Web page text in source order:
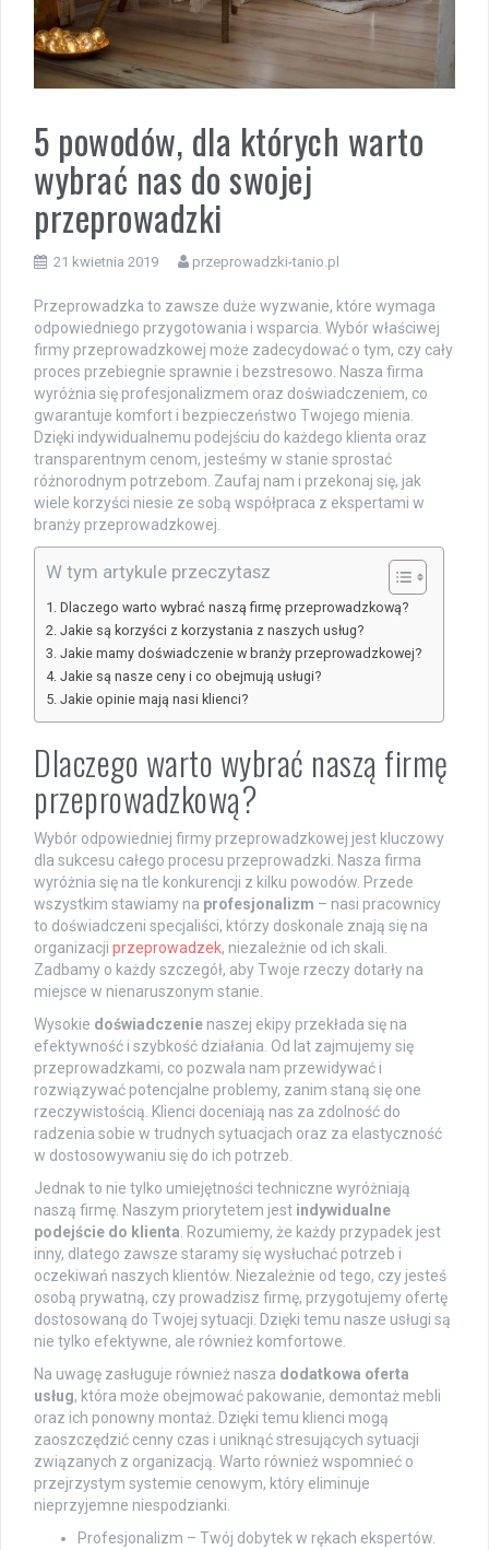
5 powodów, dla których warto
wybrać nas do swojej
przeprowadzki
21 kwietnia 2019 przeprowadzki-tanio.pl
Przeprowadzka to zawsze duże wyzwanie, które wymaga
odpowiedniego przygotowania i wsparcia. Wybór właściwej
firmy przeprowadzkowej może zadecydować o tym, czy cały
proces przebiegnie sprawnie i bezstresowo. Nasza firma
wyróżnia się profesjonalizmem oraz doświadczeniem, co
gwarantuje komfort i bezpieczeństwo Twojego mienia.
Dzięki indywidualnemu podejściu do każdego klienta oraz
transparentnym cenom, jesteśmy w stanie sprostać
różnorodnym potrzebom. Zaufaj nam i przekonaj się, jak
wiele korzyści niesie ze sobą współpraca z ekspertami w
branży przeprowadzkowej.
W tym artykule przeczytasz
Dlaczego warto wybrać naszą firmę przeprowadzkową?
Jakie są korzyści z korzystania z naszych usług?
Jakie mamy doświadczenie w branży przeprowadzkowej?
Jakie są nasze ceny i co obejmują usługi?
Jakie opinie mają nasi klienci?
Dlaczego warto wybrać naszą firmę
przeprowadzkową?
Wybór odpowiedniej firmy przeprowadzkowej jest kluczowy
dla sukcesu całego procesu przeprowadzki. Nasza firma
wyróżnia się na tle konkurencji z kilku powodów. Przede
wszystkim stawiamy na profesjonalizm – nasi pracownicy
to doświadczeni specjaliści, którzy doskonale znają się na
organizacji przeprowadzek, niezależnie od ich skali.
Zadbamy o każdy szczegół, aby Twoje rzeczy dotarły na
miejsce w nienaruszonym stanie.
Wysokie doświadczenie naszej ekipy przekłada się na
efektywność i szybkość działania. Od lat zajmujemy się
przeprowadzkami, co pozwala nam przewidywać i
rozwiązywać potencjalne problemy, zanim staną się one
rzeczywistością. Klienci doceniają nas za zdolność do
radzenia sobie w trudnych sytuacjach oraz za elastyczność
w dostosowywaniu się do ich potrzeb.
Jednak to nie tylko umiejętności techniczne wyróżniają
naszą firmę. Naszym priorytetem jest indywidualne
podejście do klienta . Rozumiemy, że każdy przypadek jest
inny, dlatego zawsze staramy się wysłuchać potrzeb i
oczekiwań naszych klientów. Niezależnie od tego, czy jesteś
osobą prywatną, czy prowadzisz firmę, przygotujemy ofertę
dostosowaną do Twojej sytuacji. Dzięki temu nasze usługi są
nie tylko efektywne, ale również komfortowe.
Na uwagę zasługuje również nasza dodatkowa oferta
usług, która może obejmować pakowanie, demontaż mebli
oraz ich ponowny montaż. Dzięki temu klienci mogą
zaoszczędzić cenny czas i uniknąć stresujących sytuacji
związanych z organizacją. Warto również wspomnieć o
przejrzystym systemie cenowym, który eliminuje
nieprzyjemne niespodzianki.
Profesjonalizm – Twój dobytek w rękach ekspertów.